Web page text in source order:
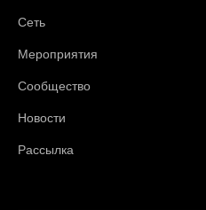
Сеть
Мероприятия
Сообщество
Новости
Рассылка